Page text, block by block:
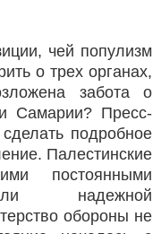
чей популизм
о трех органах,
забота о
Самарии? Пресс-
подробное
Палестинские
постоянными
надежной
обороны не